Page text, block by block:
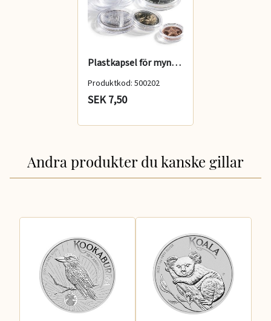
Plastkapsel för mynt Grips 39 mm
Produktkod: 500202
SEK 7,50
Andra produkter du kanske gillar